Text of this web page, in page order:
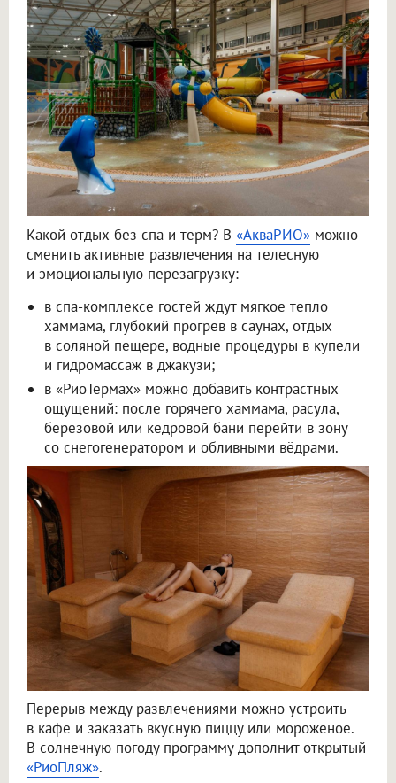
Какой отдых без спа и терм? В «АкваРИО» можно
сменить активные развлечения на телесную
и эмоциональную перезагрузку:
в спа-комплексе гостей ждут мягкое тепло
хаммама, глубокий прогрев в саунах, отдых
в соляной пещере, водные процедуры в купели
и гидромассаж в джакузи;
в «РиоТермах» можно добавить контрастных
ощущений: после горячего хаммама, расула,
берёзовой или кедровой бани перейти в зону
со снегогенератором и обливными вёдрами.
Перерыв между развлечениями можно устроить
в кафе и заказать вкусную пиццу или мороженое.
В солнечную погоду программу дополнит открытый
«РиоПляж».